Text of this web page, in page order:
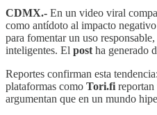
CDMX.- En un video viral
como antídoto al impacto
para fomentar un uso
inteligentes. El post ha generado
Reportes confirman esta
plataformas como Tori.fi reportan
argumentan que en un mundo